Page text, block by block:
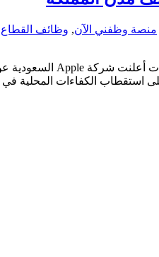
منصة وظفني الآن, وظائف
استقطاب الكفاءات المحلية